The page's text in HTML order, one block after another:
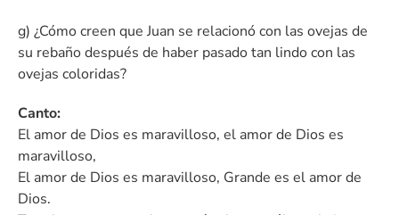
g) ¿Cómo creen que Juan se relacionó con las ovejas de
su rebaño después de haber pasado tan lindo con las
ovejas coloridas?
Canto:
El amor de Dios es maravilloso, el amor de Dios es
maravilloso,
El amor de Dios es maravilloso, Grande es el amor de
Dios.